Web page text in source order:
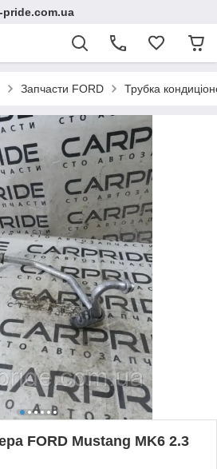
pride.com.ua
Запчасти FORD Трубка
FORD Mustang MK6 2.3